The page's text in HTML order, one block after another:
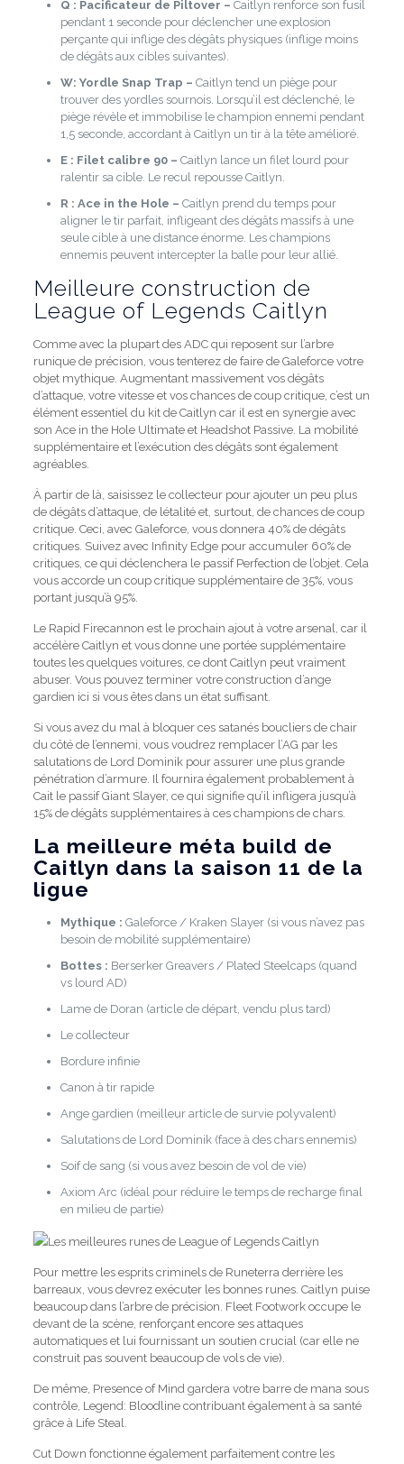
Q : Pacificateur de Piltover – Caitlyn renforce son fusil
pendant 1 seconde pour déclencher une explosion
perçante qui inflige des dégâts physiques (inflige moins
de dégâts aux cibles suivantes).
W: Yordle Snap Trap – Caitlyn tend un piège pour
trouver des yordles sournois. Lorsqu’il est déclenché, le
piège révèle et immobilise le champion ennemi pendant
1,5 seconde, accordant à Caitlyn un tir à la tête amélioré.
E : Filet calibre 90 – Caitlyn lance un filet lourd pour
ralentir sa cible. Le recul repousse Caitlyn.
R : Ace in the Hole – Caitlyn prend du temps pour
aligner le tir parfait, infligeant des dégâts massifs à une
seule cible à une distance énorme. Les champions
ennemis peuvent intercepter la balle pour leur allié.
Meilleure construction de
League of Legends Caitlyn
Comme avec la plupart des ADC qui reposent sur l’arbre
runique de précision, vous tenterez de faire de Galeforce votre
objet mythique. Augmentant massivement vos dégâts
d’attaque, votre vitesse et vos chances de coup critique, c’est un
élément essentiel du kit de Caitlyn car il est en synergie avec
son Ace in the Hole Ultimate et Headshot Passive. La mobilité
supplémentaire et l’exécution des dégâts sont également
agréables.
À partir de là, saisissez le collecteur pour ajouter un peu plus
de dégâts d’attaque, de létalité et, surtout, de chances de coup
critique. Ceci, avec Galeforce, vous donnera 40% de dégâts
critiques. Suivez avec Infinity Edge pour accumuler 60% de
critiques, ce qui déclenchera le passif Perfection de l’objet. Cela
vous accorde un coup critique supplémentaire de 35%, vous
portant jusqu’à 95%.
Le Rapid Firecannon est le prochain ajout à votre arsenal, car il
accélère Caitlyn et vous donne une portée supplémentaire
toutes les quelques voitures, ce dont Caitlyn peut vraiment
abuser. Vous pouvez terminer votre construction d’ange
gardien ici si vous êtes dans un état suffisant.
Si vous avez du mal à bloquer ces satanés boucliers de chair
du côté de l’ennemi, vous voudrez remplacer l’AG par les
salutations de Lord Dominik pour assurer une plus grande
pénétration d’armure. Il fournira également probablement à
Cait le passif Giant Slayer, ce qui signifie qu’il infligera jusqu’à
15% de dégâts supplémentaires à ces champions de chars.
La meilleure méta build de
Caitlyn dans la saison 11 de la
ligue
Mythique : Galeforce / Kraken Slayer (si vous n’avez pas
besoin de mobilité supplémentaire)
Bottes : Berserker Greavers / Plated Steelcaps (quand
vs lourd AD)
Lame de Doran (article de départ, vendu plus tard)
Le collecteur
Bordure infinie
Canon à tir rapide
Ange gardien (meilleur article de survie polyvalent)
Salutations de Lord Dominik (face à des chars ennemis)
Soif de sang (si vous avez besoin de vol de vie)
Axiom Arc (idéal pour réduire le temps de recharge final
en milieu de partie)
Les meilleures runes de League of Legends Caitlyn
Pour mettre les esprits criminels de Runeterra derrière les
barreaux, vous devrez exécuter les bonnes runes. Caitlyn puise
beaucoup dans l’arbre de précision. Fleet Footwork occupe le
devant de la scène, renforçant encore ses attaques
automatiques et lui fournissant un soutien crucial (car elle ne
construit pas souvent beaucoup de vols de vie).
De même, Presence of Mind gardera votre barre de mana sous
contrôle, Legend: Bloodline contribuant également à sa santé
grâce à Life Steal.
Cut Down fonctionne également parfaitement contre les